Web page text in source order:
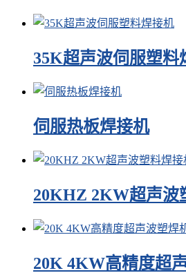
35K超声波伺服塑料
伺服热板焊接机
20KHZ 2KW超声波
20K 4KW高精度超